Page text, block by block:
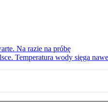
Na razie na próbę
Temperatura wody sięga